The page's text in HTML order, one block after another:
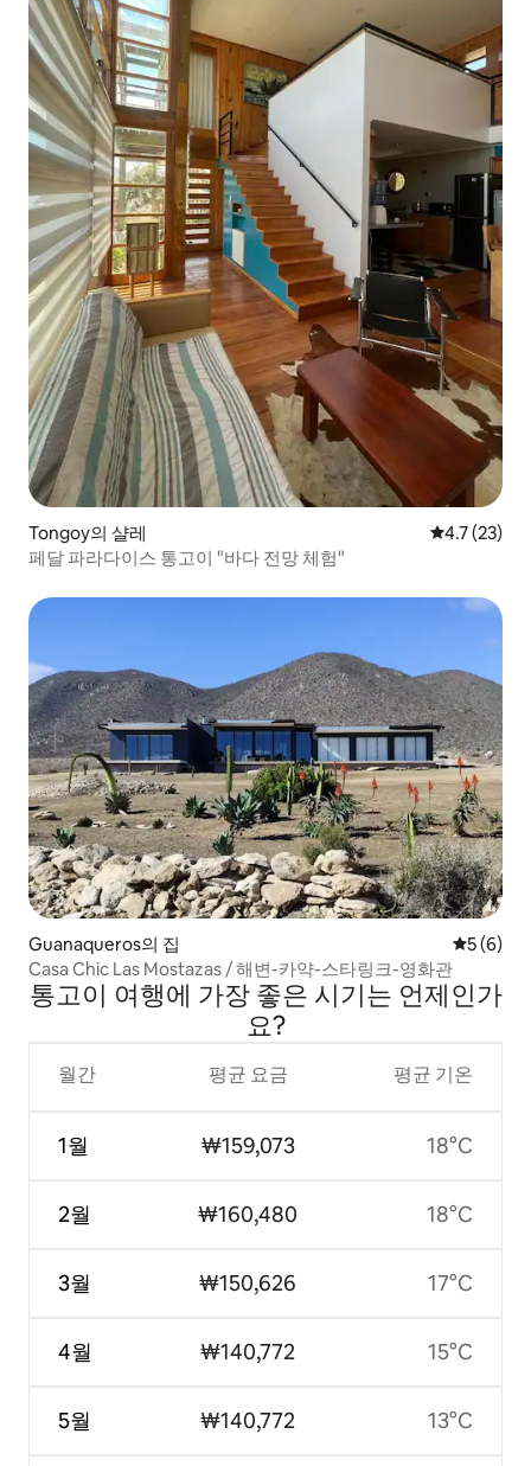
Tongoy의 샬레 평점 4.7점
4.7 (23)
페달 파라다이스 통고이 "바다 전망 체험"
Guanaqueros의 집 평점 5점
5 (6)
Casa Chic Las Mostazas / 해변-카약-스타링크-영화관
통고이 여행에 가장 좋은 시기는 언제인가
요?
월간
1월
2월
3월
4월
5월
평균 요금
₩159,073
₩160,480
₩150,626
₩140,772
₩140,772
평균 기온
18°C
18°C
17°C
15°C
13°C